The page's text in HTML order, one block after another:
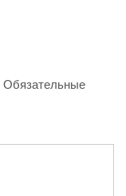
Обязательные